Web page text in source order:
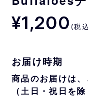
¥1,200 (税
お届け時期
商品のお届けは
（土日・祝日を